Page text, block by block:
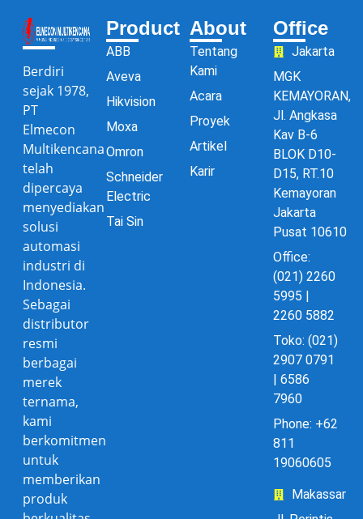
Berdiri
sejak 1978,
PT
Elmecon
Multikencana
telah
dipercaya
menyediakan
solusi
automasi
industri di
Indonesia.
Sebagai
distributor
resmi
berbagai
merek
ternama,
kami
berkomitmen
untuk
memberikan
produk
Product
ABB
Aveva
Hikvision
Moxa
Omron
Schneider
Electric
Tai Sin
About
Tentang
Kami
Acara
Proyek
Artikel
Karir
Office
Jakarta
MGK
KEMAYORAN,
Jl. Angkasa
Kav B-6
BLOK D10-
D15, RT.10
Kemayoran
Jakarta
Pusat 10610
Office:
(021) 2260
5995 |
2260 5882
Toko: (021)
2907 0791
| 6586
7960
Phone: +62
811
19060605
Makassar